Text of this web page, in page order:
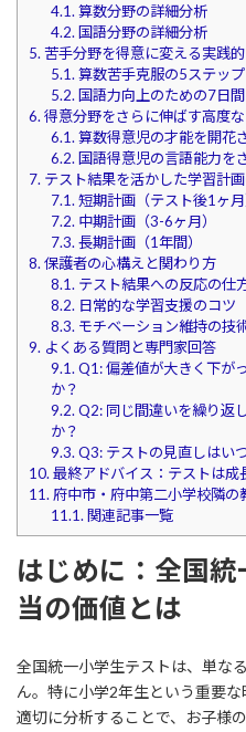
4.1. 算数分野の詳細分析
4.2. 国語分野の詳細分析
5. 苦手分野を得意に変える実践
5.1. 算数苦手克服の5ステップ
5.2. 国語力向上のための7日
6. 得意分野をさらに伸ばす高度
6.1. 算数得意児の才能を開花
6.2. 国語得意児の言語能力を
7. テスト結果を活かした学習計
7.1. 短期計画（テスト後1ヶ月
7.2. 中期計画（3-6ヶ月）
7.3. 長期計画（1年間）
8. 保護者の心構えと関わり方
8.1. テスト結果への反応の仕
8.2. 日常的な学習支援のコツ
8.3. モチベーション維持の技
9. よくある質問と専門家回答
9.1. Q1: 偏差値が大きく下が
か？
9.2. Q2: 同じ間違いを繰り返
か？
9.3. Q3: テストの見直しはい
10. 最終アドバイス：テストは成
11. 府中市・府中第二小学校隣
11.1. 関連記事一覧
はじめに：全国
当の価値とは
全国統一小学生テストは、単な
ん。特に小学2年生という重要
適切に分析することで、お子様